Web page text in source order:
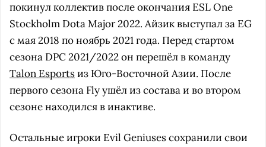
покинул коллектив после окончания ESL One
Stockholm Dota Major 2022. Айзик выступал за EG
с мая 2018 по ноябрь 2021 года. Перед стартом
сезона DPC 2021/2022 он перешёл в команду
Talon Esportsиз Юго-Восточной Азии. После
первого сезона Fly ушёл из состава и во втором
сезоне находился в инактиве.
Остальные игроки Evil Geniuses сохранили свои